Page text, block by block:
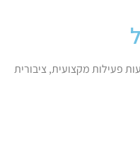
פעילות מקצועית, ציבורית